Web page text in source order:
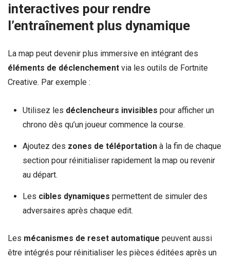
interactives pour rendre
l’entraînement plus dynamique
La map peut devenir plus immersive en intégrant des
éléments de déclenchement via les outils de Fortnite
Creative. Par exemple :
Utilisez les déclencheurs invisibles pour afficher un
chrono dès qu’un joueur commence la course.
Ajoutez des zones de téléportationà la fin de chaque
section pour réinitialiser rapidement la map ou revenir
au départ.
Les cibles dynamiques permettent de simuler des
adversaires après chaque edit.
Les mécanismes de reset automatique peuvent aussi
être intégrés pour réinitialiser les pièces éditées après un